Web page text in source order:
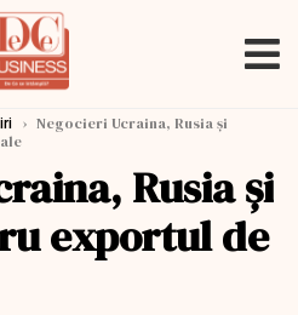
› Negocieri Ucraina, Rusia și
Rusia și
exportul de